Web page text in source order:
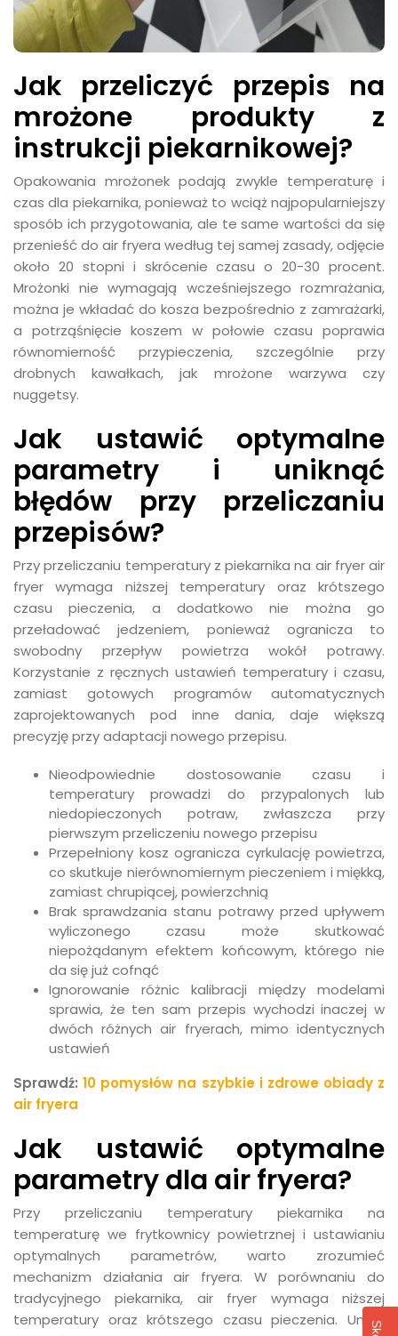
Jak przeliczyć przepis na
mrożone produkty z
instrukcji piekarnikowej?
Opakowania mrożonek podają zwykle temperaturę i
czas dla piekarnika, ponieważ to wciąż najpopularniejszy
sposób ich przygotowania, ale te same wartości da się
przenieść do air fryera według tej samej zasady, odjęcie
około 20 stopni i skrócenie czasu o 20-30 procent.
Mrożonki nie wymagają wcześniejszego rozmrażania,
można je wkładać do kosza bezpośrednio z zamrażarki,
a potrząśnięcie koszem w połowie czasu poprawia
równomierność przypieczenia, szczególnie przy
drobnych kawałkach, jak mrożone warzywa czy
nuggetsy.
Jak ustawić optymalne
parametry i uniknąć
błędów przy przeliczaniu
przepisów?
Przy przeliczaniu temperatury z piekarnika na air fryer air
fryer wymaga niższej temperatury oraz krótszego
czasu pieczenia, a dodatkowo nie można go
przeładować jedzeniem, ponieważ ogranicza to
swobodny przepływ powietrza wokół potrawy.
Korzystanie z ręcznych ustawień temperatury i czasu,
zamiast gotowych programów automatycznych
zaprojektowanych pod inne dania, daje większą
precyzję przy adaptacji nowego przepisu.
Nieodpowiednie dostosowanie czasu i
temperatury prowadzi do przypalonych lub
niedopieczonych potraw, zwłaszcza przy
pierwszym przeliczeniu nowego przepisu
Przepełniony kosz ogranicza cyrkulację powietrza,
co skutkuje nierównomiernym pieczeniem i miękką,
zamiast chrupiącej, powierzchnią
Brak sprawdzania stanu potrawy przed upływem
wyliczonego czasu może skutkować
niepożądanym efektem końcowym, którego nie
da się już cofnąć
Ignorowanie różnic kalibracji między modelami
sprawia, że ten sam przepis wychodzi inaczej w
dwóch różnych air fryerach, mimo identycznych
ustawień
Sprawdź:10 pomysłów na szybkie i zdrowe obiady z
air fryera
Jak ustawić optymalne
parametry dla air fryera?
Przy przeliczaniu temperatury piekarnika na
temperaturę we frytkownicy powietrznej i ustawianiu
optymalnych parametrów, warto zrozumieć
mechanizm działania air fryera. W porównaniu do
tradycyjnego piekarnika, air fryer wymaga niższej
temperatury oraz krótszego czasu pieczenia. Unikaj